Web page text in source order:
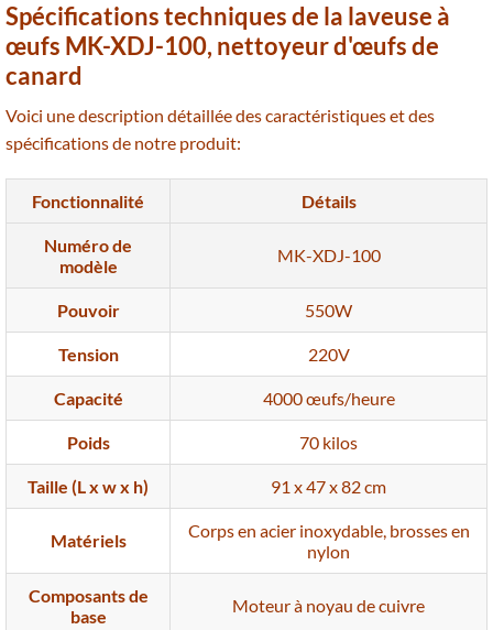
Spécifications techniques de la laveuse à
œufs MK-XDJ-100, nettoyeur d'œufs de
canard
Voici une description détaillée des caractéristiques et des
spécifications de notre produit:
Fonctionnalité Détails
Numéro de
modèle
MK-XDJ-100
Pouvoir 550W
Tension 220V
Capacité 4000 œufs/heure
Poids 70 kilos
Taille (L x w x h) 91 x 47 x 82 cm
Matériels
Corps en acier inoxydable, brosses en
nylon
Composants de
base
Moteur à noyau de cuivre